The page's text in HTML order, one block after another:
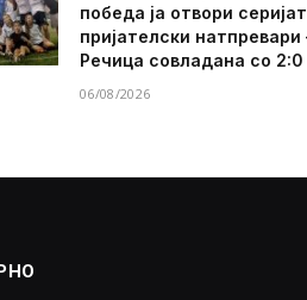
победа ја отвори
пријателски натпревари
Речица совладана со 2:0
06/08/2026